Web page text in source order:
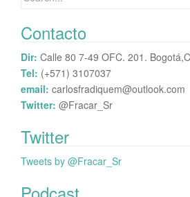
Contacto
Dir: Calle 80 7-49 OFC. 201.
Tel: (+571) 3107037
email: carlosfradiquem@outlook.com
Twitter: @Fracar_Sr
Twitter
Tweets by @Fracar_Sr